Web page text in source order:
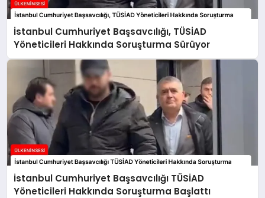
İstanbul Cumhuriyet Başsavcılığı, TÜSİAD
Yöneticileri Hakkında Soruşturma Sürüyor
İstanbul Cumhuriyet Başsavcılığı TÜSİAD
Yöneticileri Hakkında Soruşturma Başlattı